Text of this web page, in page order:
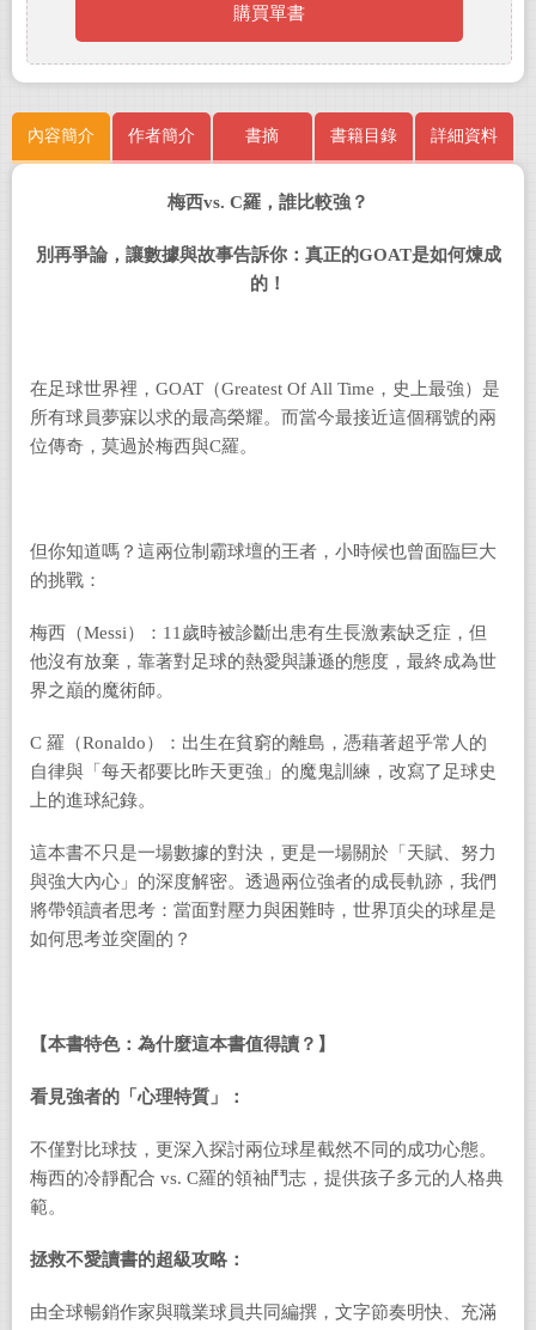
購買單書
內容簡介 作者簡介 書摘 書籍目錄 詳細資料
梅西vs. C羅，誰比較強？
別再爭論，讓數據與故事告訴你：真正的GOAT是如何煉成
的！
在足球世界裡，GOAT（Greatest Of All Time，史上最強）是
所有球員夢寐以求的最高榮耀。而當今最接近這個稱號的兩
位傳奇，莫過於梅西與C羅。
但你知道嗎？這兩位制霸球壇的王者，小時候也曾面臨巨大
的挑戰：
梅西（Messi）：11歲時被診斷出患有生長激素缺乏症，但
他沒有放棄，靠著對足球的熱愛與謙遜的態度，最終成為世
界之巔的魔術師。
C 羅（Ronaldo）：出生在貧窮的離島，憑藉著超乎常人的
自律與「每天都要比昨天更強」的魔鬼訓練，改寫了足球史
上的進球紀錄。
這本書不只是一場數據的對決，更是一場關於「天賦、努力
與強大內心」的深度解密。透過兩位強者的成長軌跡，我們
將帶領讀者思考：當面對壓力與困難時，世界頂尖的球星是
如何思考並突圍的？
【本書特色：為什麼這本書值得讀？】
看見強者的「心理特質」：
不僅對比球技，更深入探討兩位球星截然不同的成功心態。
梅西的冷靜配合 vs. C羅的領袖鬥志，提供孩子多元的人格典
範。
拯救不愛讀書的超級攻略：
由全球暢銷作家與職業球員共同編撰，文字節奏明快、充滿